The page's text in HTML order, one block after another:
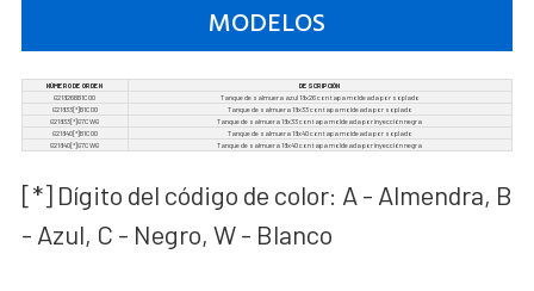
MODELOS
NÚMERO DE ORDEN
DESCRIPCIÓN
G21826BB1C00
Tanque de salmuera azul 18x26 con tapa moldeada por soplado
G21833[*]B1C00
Tanque de salmuera 18x33 con tapa moldeada por soplado
G21833[*]G7CWG
Tanque de salmuera 18x33 con tapa moldeada por inyección negra
G21840[*]B1C00
Tanque de salmuera 18x40 con tapa moldeada por soplado
G21840[*]G7CWG
Tanque de salmuera 18x40 con tapa moldeada por inyección negra
[*] Dígito del código de color: A - Almendra, B
- Azul, C - Negro, W - Blanco